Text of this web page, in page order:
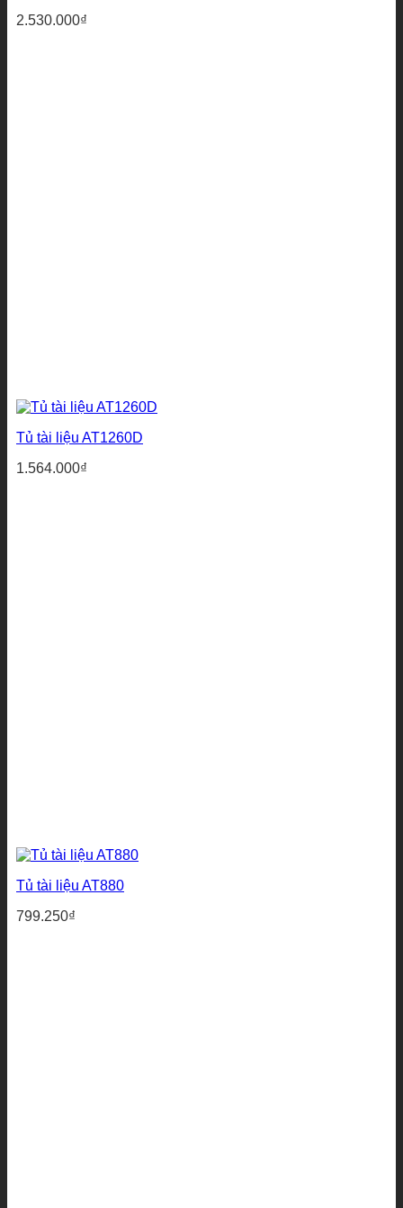
2.530.000₫
Tủ tài liệu AT1260D
1.564.000₫
Tủ tài liệu AT880
799.250₫